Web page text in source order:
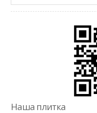
Наша плитка